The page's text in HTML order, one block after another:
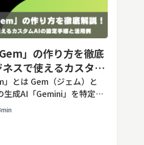
」の作り方を徹底
スで使えるカスタム
と活用例
」とは Gem（ジェム）と
成AI「Gemini」を特定の
カスタマイズできる機能で